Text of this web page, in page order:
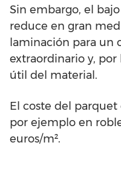
Sin embargo, el
reduce en gran
laminación para
extraordinario y,
útil del material.
El coste del
por ejemplo en
euros/m².